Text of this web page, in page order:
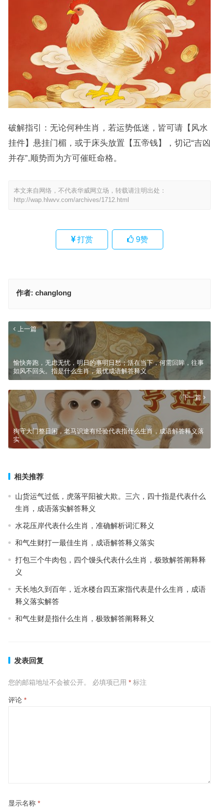
破解指引：无论何种生肖，若运势低迷，皆可请【风水
挂件】悬挂门楣，或于床头放置【五帝钱】，切记“吉凶
并存”,顺势而为方可催旺命格。
本文来自网络，不代表华威网立场，转载请注明出处：
http://wap.hlwvv.com/archives/1712.html
打赏 9赞
作者: changlong
上一篇
愉快奔跑，无虑无忧，明日的事明日愁；活在当下，何需回眸，往事
如风不回头。指是什么生肖，最优成语解答释义
下一篇
狗守大门整日闲，老马识途有经验代表指什么生肖，成语解答释义落
实
相关推荐
山货运气过低，虎落平阳被大欺。三六，四十指是代表什么
生肖，成语落实解答释义
水花压岸代表什么生肖，准确解析词汇释义
和气生财打一最佳生肖，成语解答释义落实
打包三个牛肉包，四个馒头代表什么生肖，极致解答阐释释
义
天长地久到百年，近水楼台四五家指代表是什么生肖，成语
释义落实解答
和气生财是指什么生肖，极致解答阐释释义
发表回复
您的邮箱地址不会被公开。 必填项已用 *标注
评论 *
显示名称 *